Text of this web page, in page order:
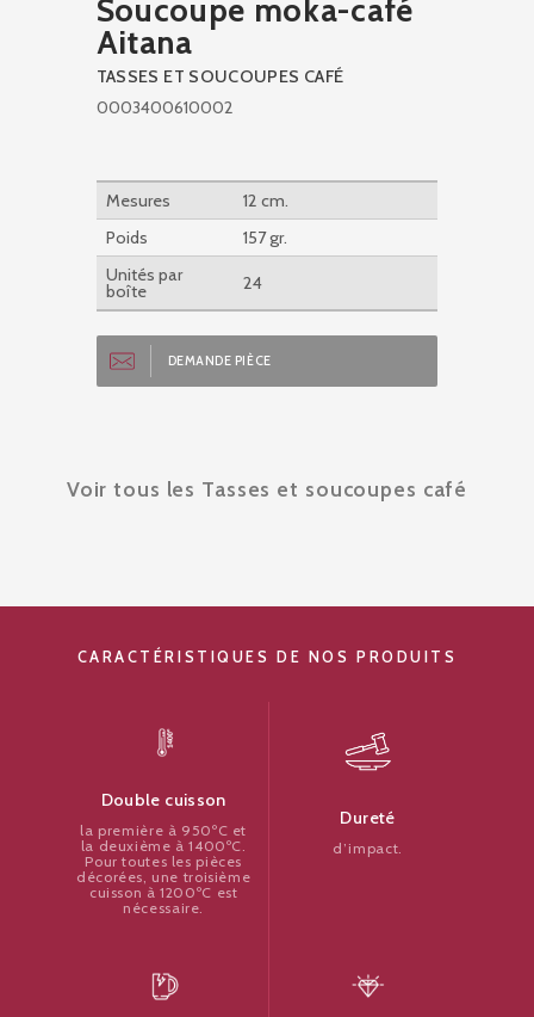
Soucoupe moka-café
Aitana
TASSES ET SOUCOUPES CAFÉ
0003400610002
Mesures
12 cm.
Poids
157 gr.
Unités par
boîte 24
DEMANDE PIÈCE
Voir tous les Tasses et soucoupes café
CARACTÉRISTIQUES DE NOS PRODUITS
Double cuisson
la première à 950ºC et
la deuxième à 1400ºC.
Pour toutes les pièces
décorées, une troisième
cuisson à 1200ºC est
nécessaire.
Dureté
d’impact.